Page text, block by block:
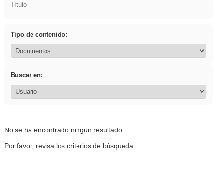
Título
Tipo de contenido:
Buscar en:
No se ha encontrado ningún resultado.
Por favor, revisa los criterios de búsqueda.